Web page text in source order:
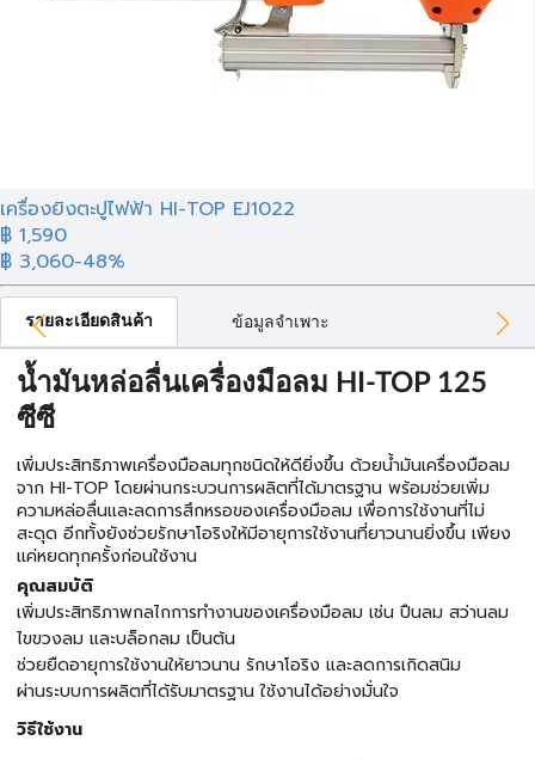
เครื่องยิงตะปูไฟฟ้า HI-TOP EJ1022
฿ 1,590
฿ 3,060-48%
รายละเอียดสินค้า ข้อมูลจำเพาะ
น้ำมันหล่อลื่นเครื่องมือลม HI-TOP 125
ซีซี
เพิ่มประสิทธิภาพเครื่องมือลมทุกชนิดให้ดียิ่งขึ้น ด้วยน้ำมันเครื่องมือลม
จาก HI-TOP โดยผ่านกระบวนการผลิตที่ได้มาตรฐาน พร้อมช่วยเพิ่ม
ความหล่อลื่นและลดการสึกหรอของเครื่องมือลม เพื่อการใช้งานที่ไม่
สะดุด อีกทั้งยังช่วยรักษาโอริงให้มีอายุการใช้งานที่ยาวนานยิ่งขึ้น เพียง
แค่หยดทุกครั้งก่อนใช้งาน
คุณสมบัติ
เพิ่มประสิทธิภาพกลไกการทำงานของเครื่องมือลม เช่น ปืนลม สว่านลม
ไขขวงลม และบล็อกลม เป็นต้น
ช่วยยืดอายุการใช้งานให้ยาวนาน รักษาโอริง และลดการเกิดสนิม
ผ่านระบบการผลิตที่ได้รับมาตรฐาน ใช้งานได้อย่างมั่นใจ
วิธีใช้งาน